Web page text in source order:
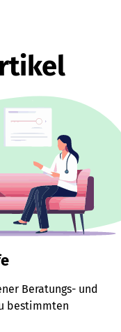
Beratungs- und
bestimmten